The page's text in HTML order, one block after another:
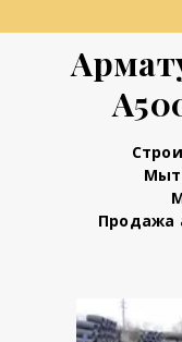
Продажа